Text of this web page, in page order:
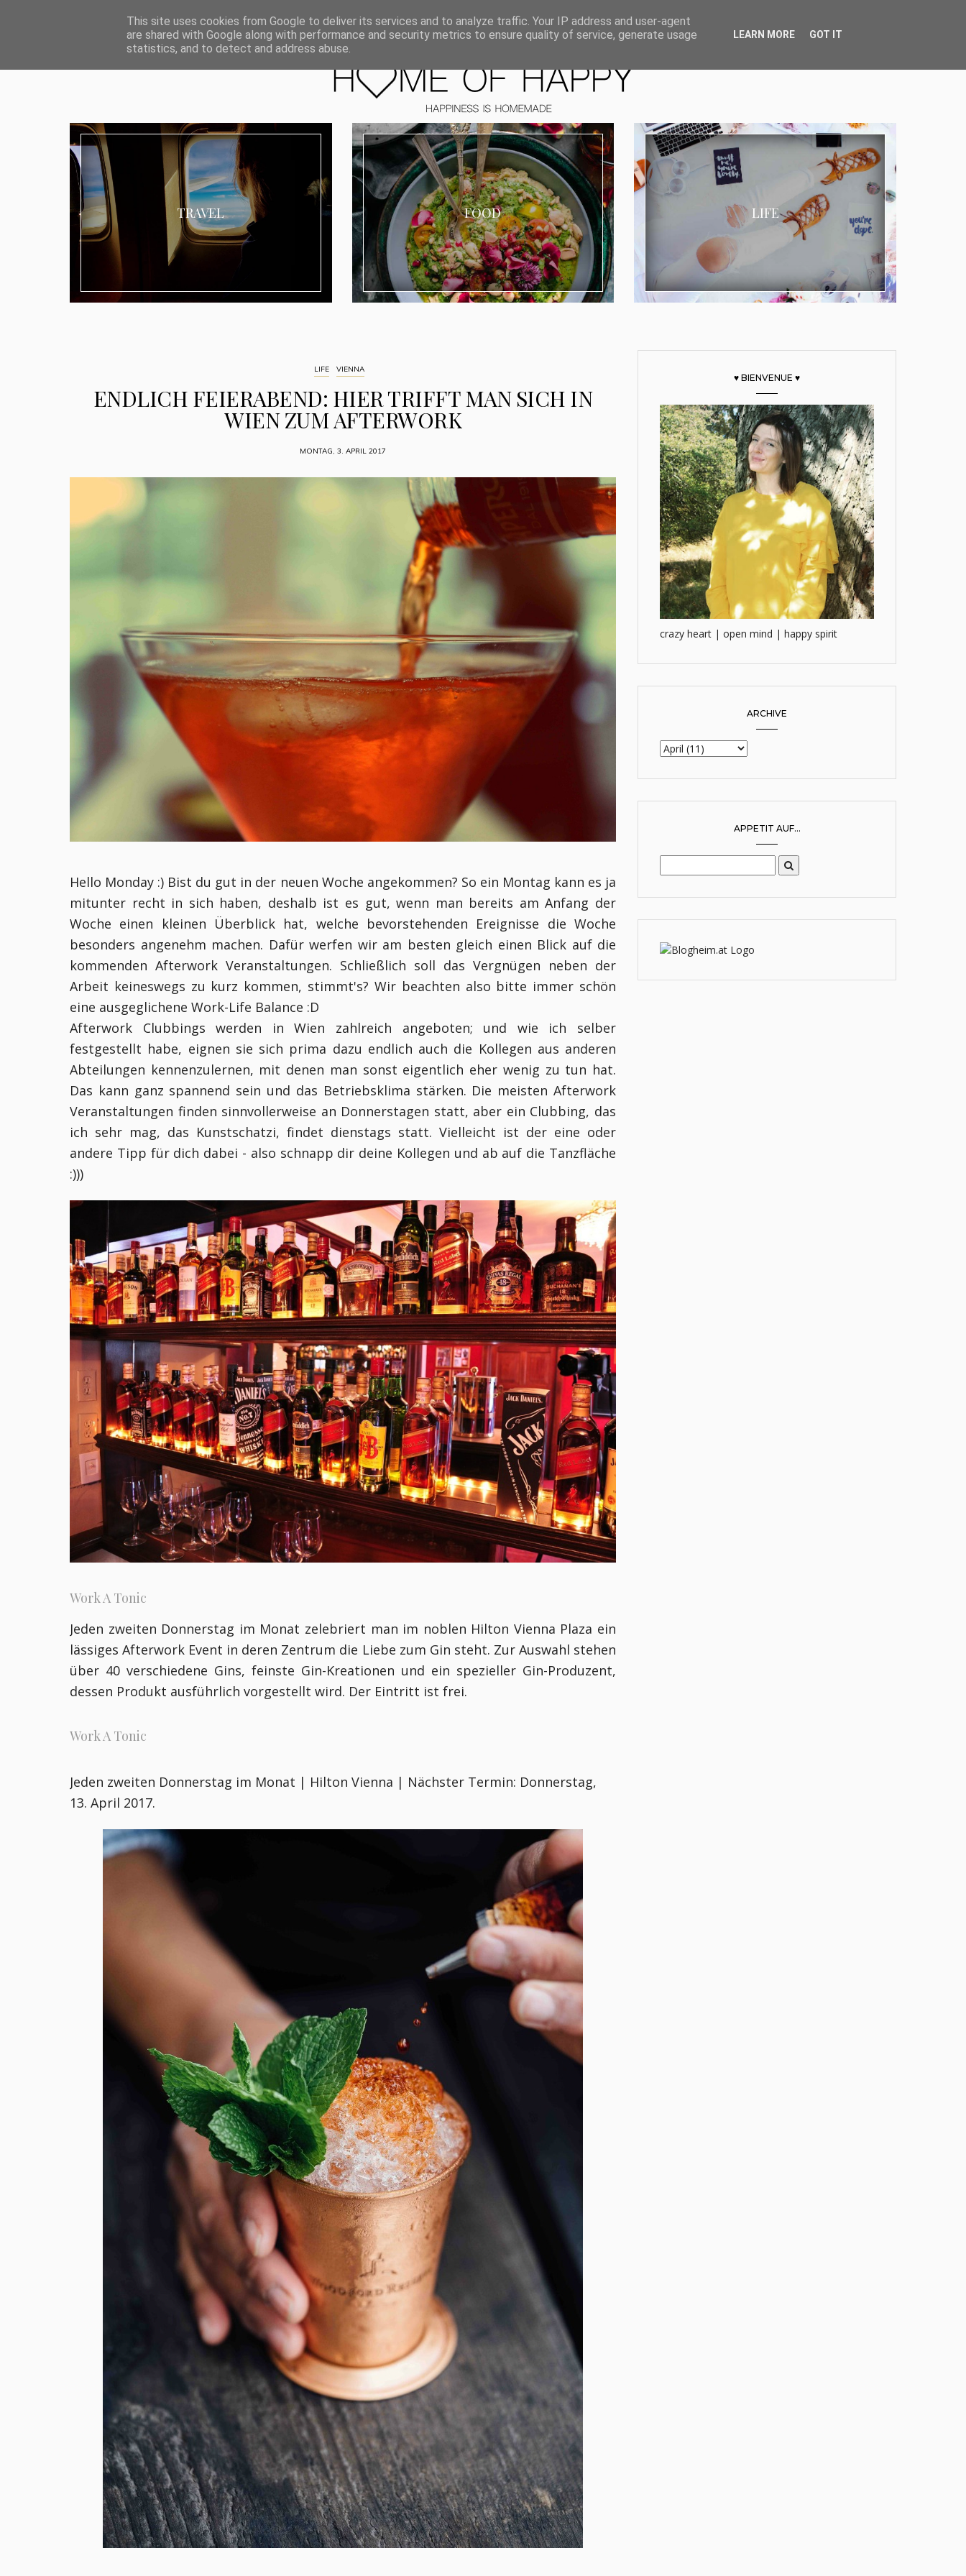
ABOUT I MEDIA & PR IMPRESSUM DATENSCHUTZ KATEGORIEN
TRAVEL FOOD LIFE
LIFE VIENNA
ENDLICH FEIERABEND: HIER TRIFFT MAN SICH IN
WIEN ZUM AFTERWORK
MONTAG, 3. APRIL 2017
Hello Monday :) Bist du gut in der neuen Woche angekommen? So ein Montag kann es ja
mitunter recht in sich haben, deshalb ist es gut, wenn man bereits am Anfang der
Woche einen kleinen Überblick hat, welche bevorstehenden Ereignisse die Woche
besonders angenehm machen. Dafür werfen wir am besten gleich einen Blick auf die
kommenden Afterwork Veranstaltungen. Schließlich soll das Vergnügen neben der
Arbeit keineswegs zu kurz kommen, stimmt's? Wir beachten also bitte immer schön
eine ausgeglichene Work-Life Balance :D
Afterwork Clubbings werden in Wien zahlreich angeboten; und wie ich selber
festgestellt habe, eignen sie sich prima dazu endlich auch die Kollegen aus anderen
Abteilungen kennenzulernen, mit denen man sonst eigentlich eher wenig zu tun hat.
Das kann ganz spannend sein und das Betriebsklima stärken. Die meisten Afterwork
Veranstaltungen finden sinnvollerweise an Donnerstagen statt, aber ein Clubbing, das
ich sehr mag, das Kunstschatzi, findet dienstags statt. Vielleicht ist der eine oder
andere Tipp für dich dabei - also schnapp dir deine Kollegen und ab auf die Tanzfläche
:)))
Work A Tonic
Jeden zweiten Donnerstag im Monat zelebriert man im noblen Hilton Vienna Plaza ein
lässiges Afterwork Event in deren Zentrum die Liebe zum Gin steht. Zur Auswahl stehen
über 40 verschiedene Gins, feinste Gin-Kreationen und ein spezieller Gin-Produzent,
dessen Produkt ausführlich vorgestellt wird. Der Eintritt ist frei.
Work A Tonic
Jeden zweiten Donnerstag im Monat | Hilton Vienna | Nächster Termin: Donnerstag,
13. April 2017.
♥ BIENVENUE ♥
crazy heart | open mind | happy spirit
ARCHIVE
APPETIT AUF...
This site uses cookies from Google to deliver its services and to analyze traffic. Your IP address and user-agent
are shared with Google along with performance and security metrics to ensure quality of service, generate usage
statistics, and to detect and address abuse.
LEARN MORE GOT IT